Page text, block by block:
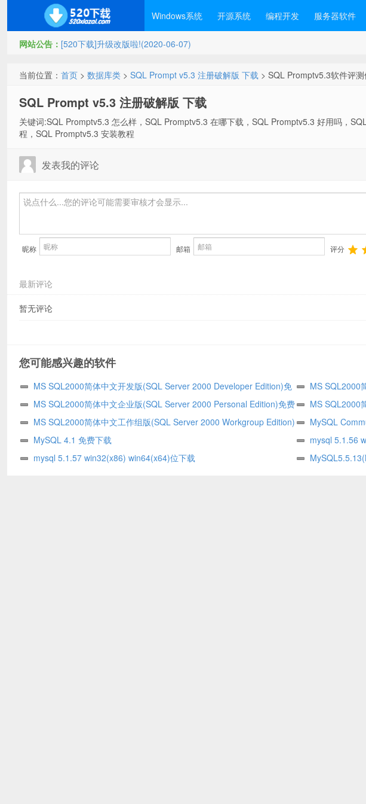
Windows系统 开源系统 编程开发 服务器软件
网站公告： [520下载]升级改版啦!(2020-06-07)
当前位置： 首页 > 数据库类 > SQL Prompt v5.3 注册破解版 下载 > SQL Promptv5.3软件评
SQL Prompt v5.3 注册破解版 下载
关键词:SQL Promptv5.3 怎么样，SQL Promptv5.3 在哪下载，SQL Promptv5.3 好用吗，
程，SQL Promptv5.3 安装教程
发表我的评论
昵称 邮箱 评分
最新评论
暂无评论
您可能感兴趣的软件
MS SQL2000简体中文开发版(SQL Server 2000 Developer Edition)免
费下载
MS SQL2000
费下载
MS SQL2000简体中文企业版(SQL Server 2000 Personal Edition)免费
下载
MS SQL2000
费下载
MS SQL2000简体中文工作组版(SQL Server 2000 Workgroup Edition)
免费下载
MySQL
MySQL 4.1 免费下载
mysql 5.1.56
mysql 5.1.57 win32(x86) win64(x64)位下载